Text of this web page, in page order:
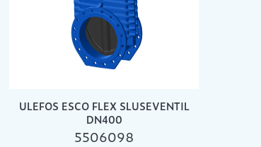
ULEFOS ESCO FLEX SLUSEVENTIL
DN400
5506098